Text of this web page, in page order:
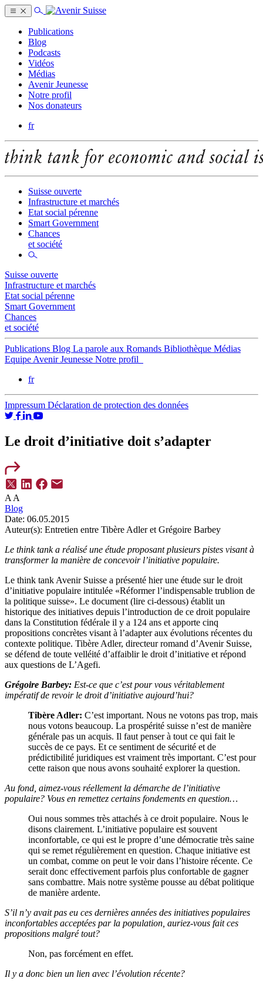
Publications
Blog
Podcasts
Vidéos
Médias
Avenir Jeunesse
Notre profil
Nos donateurs
fr
Suisse ouverte
Infrastructure et marchés
Etat social pérenne
Smart Government
Chances
et société
Suisse ouverte
Infrastructure et marchés
Etat social pérenne
Smart Government
Chances
et société
Publications Blog La parole aux Romands Bibliothèque Médias
Equipe Avenir Jeunesse Notre profil
fr
Impressum Déclaration de protection des données
Le droit d’initiative doit s’adapter
A A
Blog
Date: 06.05.2015
Auteur(s): Entretien entre Tibère Adler et Grégoire Barbey
Le think tank a réalisé une étude proposant plusieurs pistes visant à
transformer la manière de concevoir l’initiative populaire.
Le think tank Avenir Suisse a présenté hier une étude sur le droit
d’initiative populaire intitulée «Réformer l’indispensable trublion de
la politique suisse». Le document (lire ci-dessous) établit un
historique des initiatives depuis l’introduction de ce droit populaire
dans la Constitution fédérale il y a 124 ans et apporte cinq
propositions concrètes visant à l’adapter aux évolutions récentes du
contexte politique. Tibère Adler, directeur romand d’Avenir Suisse,
se défend de toute velléité d’affaiblir le droit d’initiative et répond
aux questions de L’Agefi.
Grégoire Barbey: Est-ce que c’est pour vous véritablement
impératif de revoir le droit d’initiative aujourd’hui?
Tibère Adler: C’est important. Nous ne votons pas trop, mais
nous votons beaucoup. La prospérité suisse n’est de manière
générale pas un acquis. Il faut penser à tout ce qui fait le
succès de ce pays. Et ce sentiment de sécurité et de
prédictibilité juridiques est vraiment très important. C’est pour
cette raison que nous avons souhaité explorer la question.
Au fond, aimez-vous réellement la démarche de l’initiative
populaire? Vous en remettez certains fondements en question…
Oui nous sommes très attachés à ce droit populaire. Nous le
disons clairement. L’initiative populaire est souvent
inconfortable, ce qui est le propre d’une démocratie très saine
qui se remet régulièrement en question. Chaque initiative est
un combat, comme on peut le voir dans l’histoire récente. Ce
serait donc effectivement parfois plus confortable de gagner
sans combattre. Mais notre système pousse au débat politique
de manière ardente.
S’il n’y avait pas eu ces dernières années des initiatives populaires
inconfortables acceptées par la population, auriez-vous fait ces
propositions malgré tout?
Non, pas forcément en effet.
Il y a donc bien un lien avec l’évolution récente?